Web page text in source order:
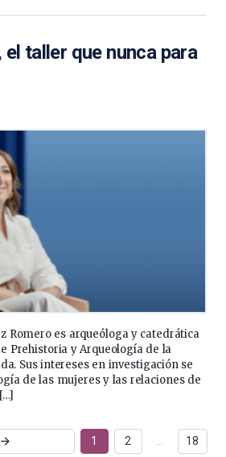
taller que nunca para
Romero es arqueóloga y catedrática
Prehistoria y Arqueología de la
Sus intereses en investigación se
de las mujeres y las relaciones de
1 2 18